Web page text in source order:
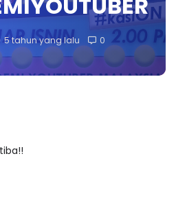
5 tahun yang lalu 0